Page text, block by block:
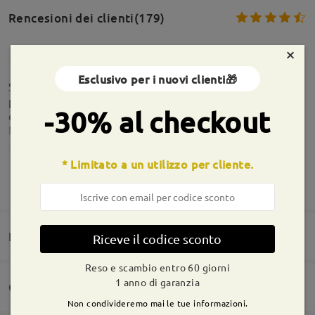
Rencesioni dei clienti(179)
Sorprendente rapporto qualità prezzo! montatura
perfetta, leggera al punto giusto e lenti montate
con precisione. il pacco mi è arrivato addirittura
leggermente in anticipo Consigliato
MOSTRA DI PIÙ
Domande e risposte(2)
Consegna
×
Esclusivo per i nuovi clienti🎁
-30% al checkout
* Limitato a un utilizzo per cliente.
Riceve il codice sconto
Reso e scambio entro 60 giorni
1 anno di garanzia
Non condivideremo mai le tue informazioni.